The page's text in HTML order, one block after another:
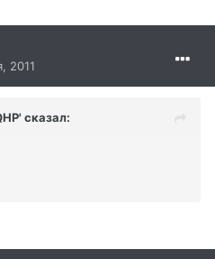
2011
сказал: